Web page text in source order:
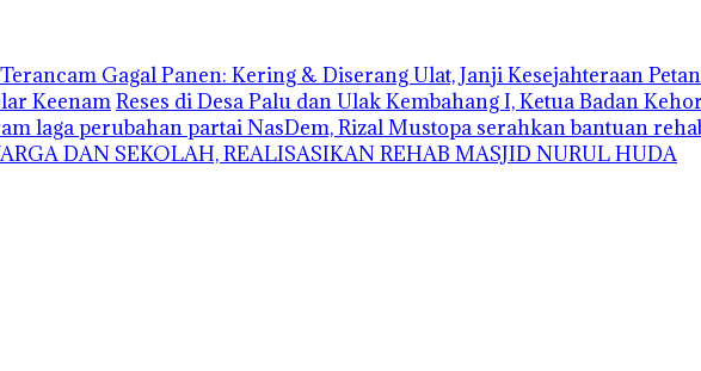
Gagal Panen: Kering & Diserang Ulat, Janji Kesejahteraan
KeenamReses di Desa Palu dan Ulak Kembahang I, Ketua Badan
laga perubahan partai NasDem, Rizal Mustopa serahkan bantuan
DAN SEKOLAH, REALISASIKAN REHAB MASJID NURUL HUDA